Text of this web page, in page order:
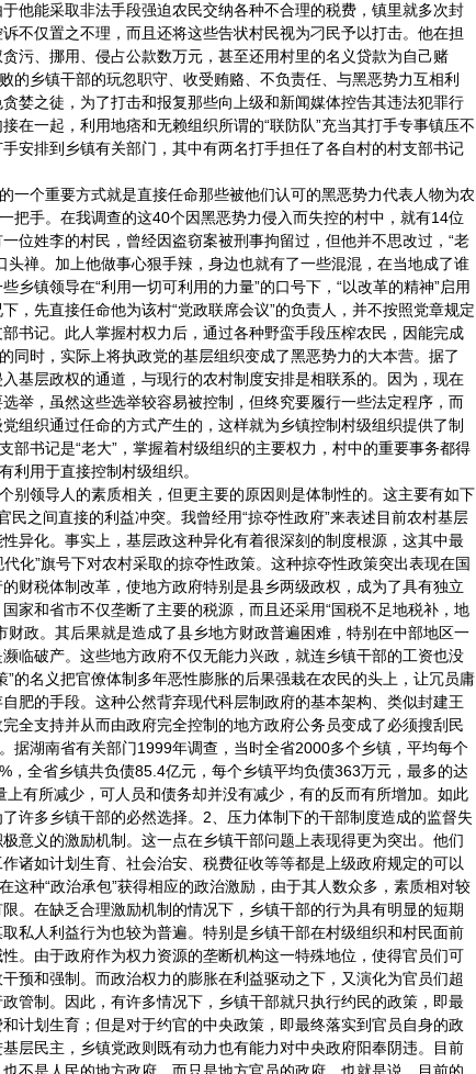
他能采取非法手段强迫农民交纳各种不合理的税费，镇里就多次封
不仅置之不理，而且还将这些告状村民视为刁民予以打击。他在担
污、挪用、侵占公款数万元，甚至还用村里的名义贷款为自己赌
的乡镇干部的玩忽职守、收受贿赂、不负责任、与黑恶势力互相利
婪之徒，为了打击和报复那些向上级和新闻媒体控告其违法犯罪行
在一起，利用地痞和无赖组织所谓的“联防队”充当其打手专事镇压不
安排到乡镇有关部门，其中有两名打手担任了各自村的村支部书记
一个重要方式就是直接任命那些被他们认可的黑恶势力代表人物为农
把手。在我调查的这40个因黑恶势力侵入而失控的村中，就有14位
位姓李的村民，曾经因盗窃案被刑事拘留过，但他并不思改过，“老
头禅。加上他做事心狠手辣，身边也就有了一些混混，在当地成了谁
乡镇领导在“利用一切可利用的力量”的口号下，“以改革的精神”启用
，先直接任命他为该村“党政联席会议”的负责人，并不按照党章规定
书记。此人掌握村权力后，通过各种野蛮手段压榨农民，因能完成
同时，实际上将执政党的基层组织变成了黑恶势力的大本营。据了
基层政权的通道，与现行的农村制度安排是相联系的。因为，现在
举，虽然这些选举较容易被控制，但终究要履行一些法定程序，而
组织通过任命的方式产生的，这样就为乡镇控制村级组织提供了制
部书记是“老大”，掌握着村级组织的主要权力，村中的重要事务都得
利用于直接控制村级组织。
别领导人的素质相关，但更主要的原因则是体制性的。这主要有如下
民之间直接的利益冲突。我曾经用“掠夺性政府”来表述目前农村基层
异化。事实上，基层政这种异化有着很深刻的制度根源，这其中最
化”旗号下对农村采取的掠夺性政策。这种掠夺性政策突出表现在国
财税体制改革，使地方政府特别是县乡两级政权，成为了具有独立
家和省市不仅垄断了主要的税源，而且还采用“国税不足地税补，地
财政。其后果就是造成了县乡地方财政普遍困难，特别在中部地区一
临破产。这些地方政府不仅无能力兴政，就连乡镇干部的工资也没
”的名义把官僚体制多年恶性膨胀的后果强栽在农民的头上，让冗员庸
肥的手段。这种公然背弃现代科层制政府的基本架构、类似封建王
全支持并从而由政府完全控制的地方政府公务员变成了必须搜刮民
据湖南省有关部门1999年调查，当时全省2000多个乡镇，平均每个
，全省乡镇共负债85.4亿元，每个乡镇平均负债363万元，最多的达
有所减少，可人员和债务却并没有减少，有的反而有所增加。如此
许多乡镇干部的必然选择。2、压力体制下的干部制度造成的监督失
意义的激励机制。这一点在乡镇干部问题上表现得更为突出。他们
诸如计划生育、社会治安、税费征收等等都是上级政府规定的可以
这种“政治承包”获得相应的政治激励，由于其人数众多，素质相对较
。在缺乏合理激励机制的情况下，乡镇干部的行为具有明显的短期
私人利益行为也较为普遍。特别是乡镇干部在村级组织和村民面前
。由于政府作为权力资源的垄断机构这一特殊地位，使得官员们可
预和强制。而政治权力的膨胀在利益驱动之下，又演化为官员们超
管制。因此，有许多情况下，乡镇干部就只执行约民的政策，即最
计划生育；但是对于约官的中央政策，即最终落实到官员自身的政
层民主，乡镇党政则既有动力也有能力对中央政府阳奉阴违。目前